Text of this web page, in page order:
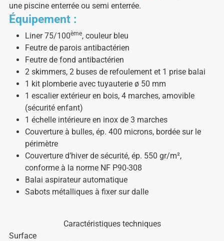
une piscine enterrée ou semi enterrée.
Équipement :
Liner 75/100ème, couleur bleu
Feutre de parois antibactérien
Feutre de fond antibactérien
2 skimmers, 2 buses de refoulement et 1 prise balai
1 kit plomberie avec tuyauterie ø 50 mm
1 escalier extérieur en bois, 4 marches, amovible
(sécurité enfant)
1 échelle intérieure en inox de 3 marches
Couverture à bulles, ép. 400 microns, bordée sur le
périmètre
Couverture d’hiver de sécurité, ép. 550 gr/m²,
conforme à la norme NF P90-308
Balai aspirateur automatique
Sabots métalliques à fixer sur dalle
Caractéristiques techniques
Surface